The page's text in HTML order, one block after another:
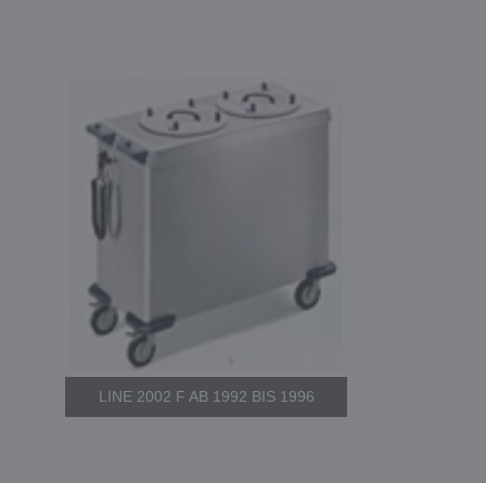
LINE 2002 F AB 1992 BIS 1996